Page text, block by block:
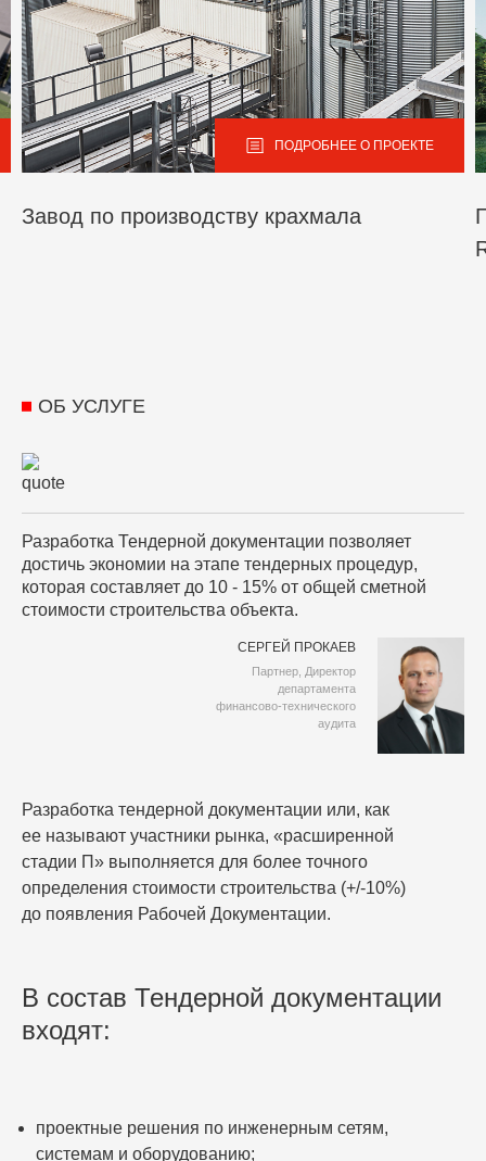
ПОДРОБНЕЕ О ПРОЕКТЕ
Завод по производству крахмала
ОБ УСЛУГЕ
Разработка Тендерной документации позволяет
достичь экономии на этапе тендерных процедур,
которая составляет до 10 - 15% от общей сметной
стоимости строительства объекта.
СЕРГЕЙ ПРОКАЕВ
Партнер, Директор
департамента
финансово-технического
аудита
Разработка тендерной документации или, как
ее называют участники рынка, «расширенной
стадии П» выполняется для более точного
определения стоимости строительства (+/-10%)
до появления Рабочей Документации.
В состав Тендерной документации
входят:
проектные решения по инженерным сетям,
системам и оборудованию;